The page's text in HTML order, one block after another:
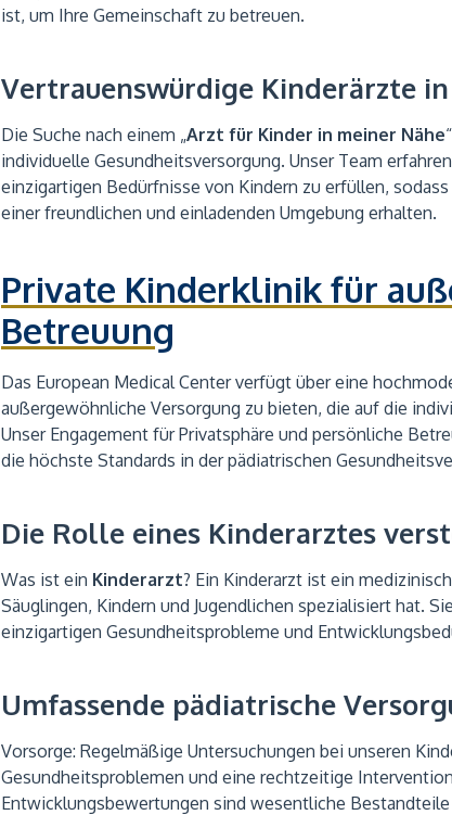
ist, um Ihre Gemeinschaft zu betreuen.
Vertrauenswürdige Kinderärzte
Die Suche nach einem „Arzt für Kinder in meiner Nähe
individuelle Gesundheitsversorgung. Unser Team
einzigartigen Bedürfnisse von Kindern zu erfüllen,
einer freundlichen und einladenden Umgebung erhalten.
Private Kinderklinik für
Betreuung
Das European Medical Center verfügt über eine
außergewöhnliche Versorgung zu bieten, die auf die
Unser Engagement für Privatsphäre und persönliche
die höchste Standards in der pädiatrischen
Die Rolle eines Kinderarztes
Was ist ein Kinderarzt? Ein Kinderarzt ist ein
Säuglingen, Kindern und Jugendlichen spezialisiert hat.
einzigartigen Gesundheitsprobleme und
Umfassende pädiatrische
Vorsorge: Regelmäßige Untersuchungen bei unseren
Gesundheitsproblemen und eine rechtzeitige
Entwicklungsbewertungen sind wesentliche